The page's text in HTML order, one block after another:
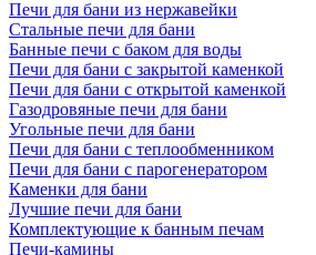
Печи для бани из нержавейки
Стальные печи для бани
Банные печи с баком для воды
Печи для бани с закрытой каменкой
Печи для бани с открытой каменкой
Газодровяные печи для бани
Угольные печи для бани
Печи для бани с теплообменником
Печи для бани с парогенератором
Каменки для бани
Лучшие печи для бани
Комплектующие к банным печам
Печи-камины